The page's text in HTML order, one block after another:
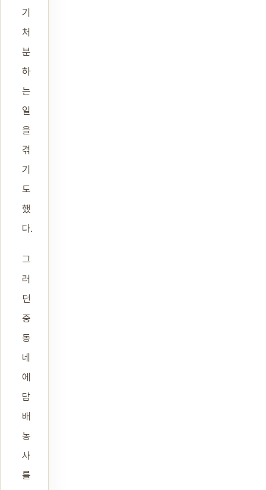
기
처
분
하
는
일
을
겪
기
도
했
다.
그
러
던
중
동
네
에
담
배
농
사
를